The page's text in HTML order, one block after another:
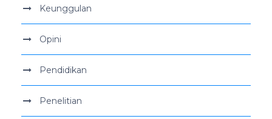
Keunggulan
Opini
Pendidikan
Penelitian